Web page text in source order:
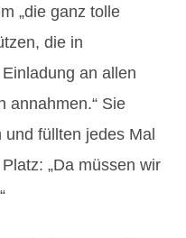
„die ganz tolle
die in
an allen
annahmen.“ Sie
füllten jedes Mal
„Da müssen wir